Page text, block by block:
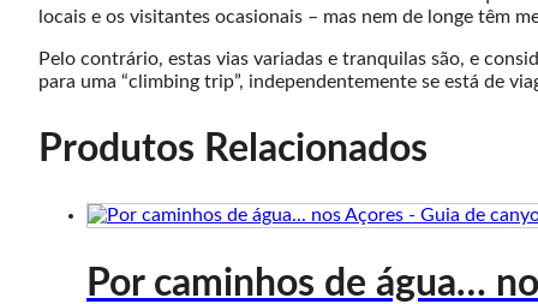
locais e os visitantes ocasionais – mas nem de longe têm
Pelo contrário, estas vias variadas e tranquilas são, e
para uma “climbing trip”, independentemente se está de
Produtos Relacionados
Por caminhos de água…